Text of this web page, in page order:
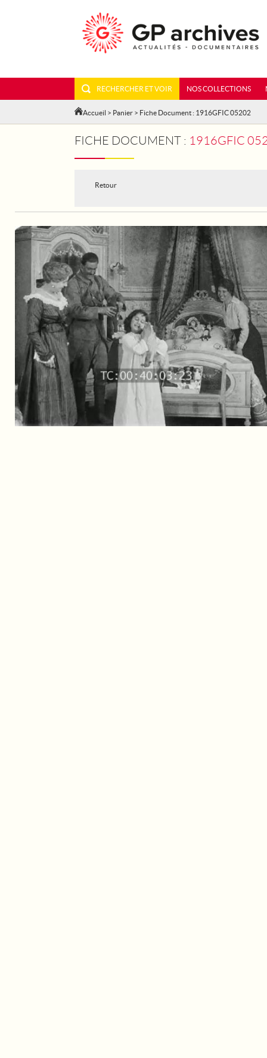
RECHERCHER ET VOIR NOS COLLECTIONS
Accueil > Panier > Fiche Document : 1916GFIC 05202
FICHE DOCUMENT : 1916GFIC
Retour